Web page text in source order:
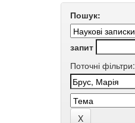
Пошук:
запит
Поточні фільтри: